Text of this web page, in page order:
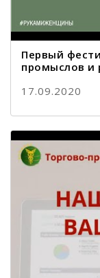
Первый
промыслов и
17.09.2020